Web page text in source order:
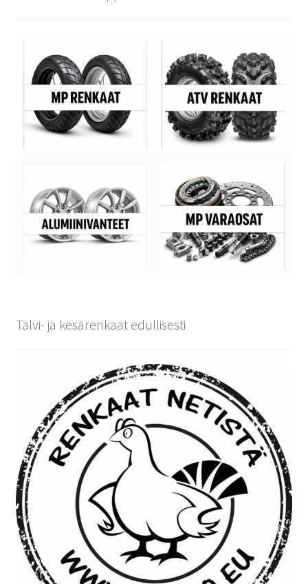
Talvi- ja kesärenkaat edullisesti